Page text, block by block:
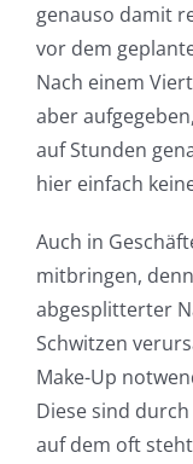
genauso damit
vor dem
Nach einem
aber
auf Stunden
hier einfach
Auch in
mitbringen,
abgesplitterter
Schwitzen
Make-Up
Diese sind
auf dem oft